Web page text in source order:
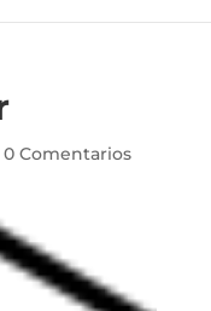
0 Comentarios